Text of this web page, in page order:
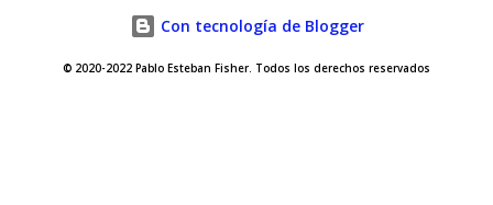
contra la vida de Fidel Castro y el fanatismo por el helado del
Con tecnología de Blogger
© 2020-2022 Pablo Esteban Fisher. Todos los derechos reservados